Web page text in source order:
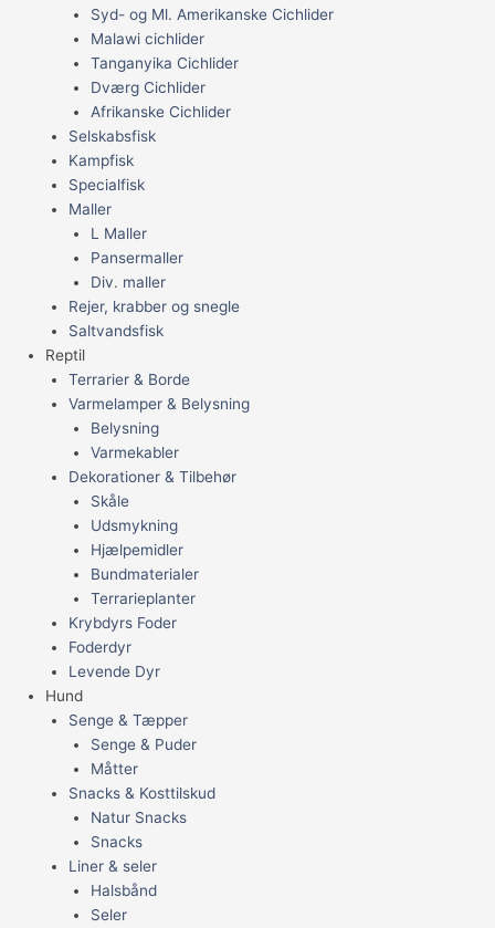
Syd- og Ml. Amerikanske Cichlider
Malawi cichlider
Tanganyika Cichlider
Dværg Cichlider
Afrikanske Cichlider
Selskabsfisk
Kampfisk
Specialfisk
Maller
L Maller
Pansermaller
Div. maller
Rejer, krabber og snegle
Saltvandsfisk
Reptil
Terrarier & Borde
Varmelamper & Belysning
Belysning
Varmekabler
Dekorationer & Tilbehør
Skåle
Udsmykning
Hjælpemidler
Bundmaterialer
Terrarieplanter
Krybdyrs Foder
Foderdyr
Levende Dyr
Hund
Senge & Tæpper
Senge & Puder
Måtter
Snacks & Kosttilskud
Natur Snacks
Snacks
Liner & seler
Halsbånd
Seler